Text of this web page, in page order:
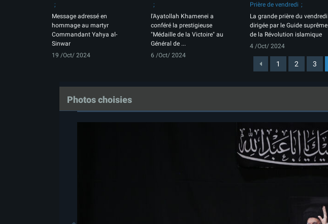
Message adressé en
hommage au martyr
Commandant Yahya al-
Sinwar
19 /Oct/ 2024
l'Ayatollah Khamenei a
conféré la prestigieuse
"Médaille de la Victoire" au
Général de ...
6 /Oct/ 2024
Prière de vendredi
La grande prière du vendredi
dirigée par le Guide suprême
de la Révolution islamique
4 /Oct/ 2024
1 2 3
Photos choisies